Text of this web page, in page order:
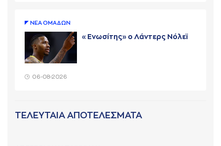
ΝΕA ΟΜAΔΩΝ
«Ενωσίτης» ο Λάντερς Νόλεϊ
06-08-2026
ΤΕΛΕΥΤΑΙΑ ΑΠΟΤΕΛΕΣΜΑΤΑ